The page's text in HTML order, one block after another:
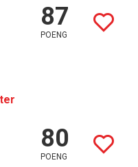
87
POENG
80
POENG